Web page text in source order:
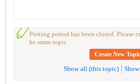
Posting period has been closed. Please
he same topic.
Create New Topic
Show all (this topic)